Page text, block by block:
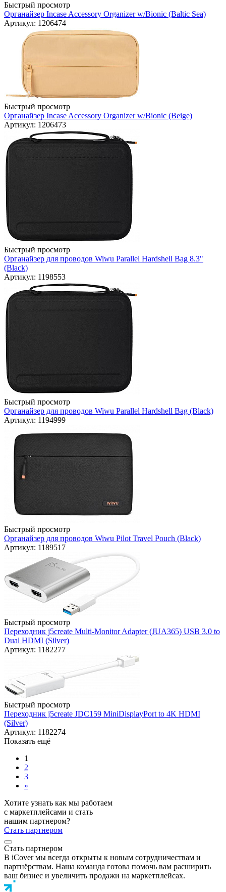
Быстрый просмотр
Органайзер Incase Accessory Organizer w/Bionic (Baltic Sea)
Артикул: 1206474
Быстрый просмотр
Органайзер Incase Accessory Organizer w/Bionic (Beige)
Артикул: 1206473
Быстрый просмотр
Органайзер для проводов Wiwu Parallel Hardshell Bag 8.3"
(Black)
Артикул: 1198553
Быстрый просмотр
Органайзер для проводов Wiwu Parallel Hardshell Bag (Black)
Артикул: 1194999
Быстрый просмотр
Органайзер для проводов Wiwu Pilot Travel Pouch (Black)
Артикул: 1189517
Быстрый просмотр
Переходник j5create Multi-Monitor Adapter (JUA365) USB 3.0 to
Dual HDMI (Silver)
Артикул: 1182277
Быстрый просмотр
Переходник j5create JDC159 MiniDisplayPort to 4K HDMI
(Silver)
Артикул: 1182274
Показать ещё
1
2
3
»
Хотите узнать как мы работаем
с маркетплейсами и стать
нашим партнером?
Стать партнером
Стать партнером
В iCover мы всегда открыты к новым сотрудничествам и
партнёрствам. Наша команда готова помочь вам расширить
ваш бизнес и увеличить продажи на маркетплейсах.